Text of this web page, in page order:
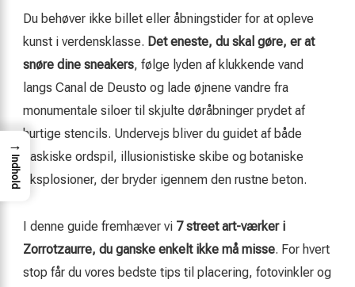
Du behøver ikke billet eller åbningstider for at opleve
kunst i verdensklasse. Det eneste, du skal gøre, er at
snøre dine sneakers, følge lyden af klukkende vand
langs Canal de Deusto og lade øjnene vandre fra
monumentale siloer til skjulte døråbninger prydet af
hurtige stencils. Undervejs bliver du guidet af både
baskiske ordspil, illusionistiske skibe og botaniske
eksplosioner, der bryder igennem den rustne beton.
I denne guide fremhæver vi 7 street art-værker i
Zorrotzaurre, du ganske enkelt ikke må misse. For hvert
stop får du vores bedste tips til placering, fotovinkler og
→
Indhold